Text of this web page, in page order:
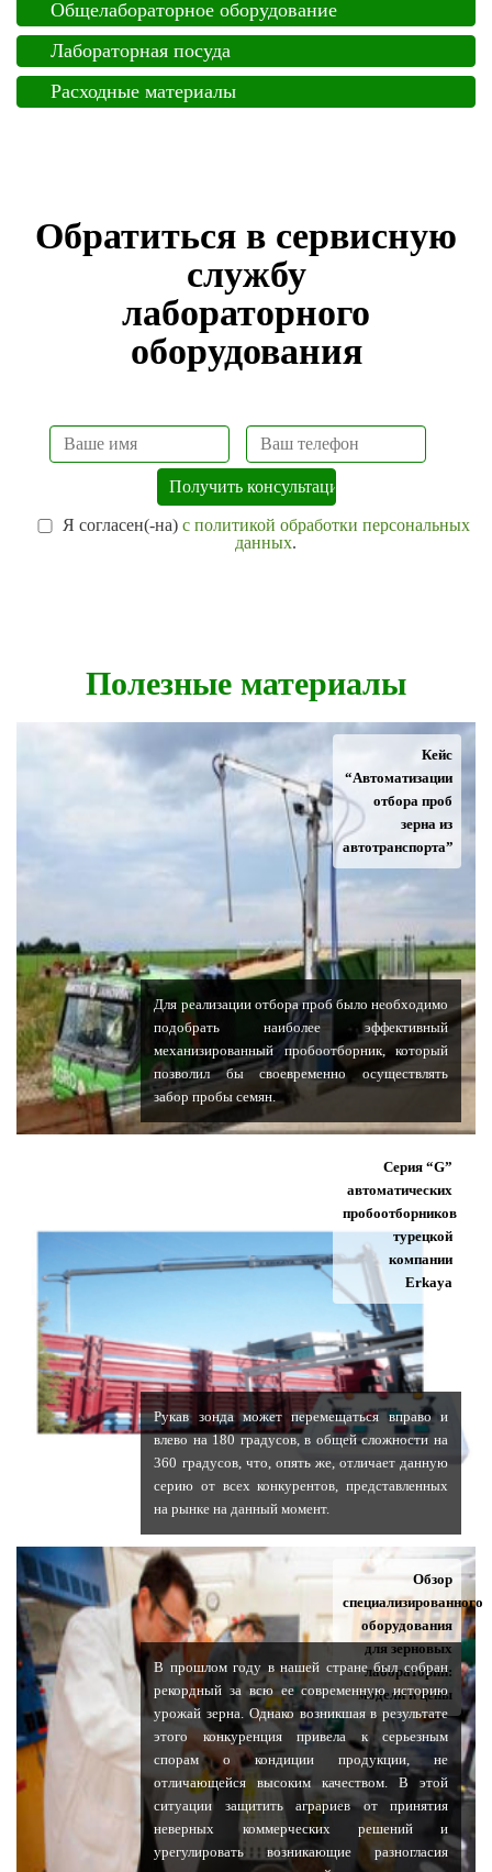
Общелабораторное оборудование
Лабораторная посуда
Расходные материалы
Обратиться в сервисную
службу
лабораторного
оборудования
Я согласен(-на) с политикой обработки персональных
данных.
Полезные материалы
Кейс
“Автоматизации
отбора проб
зерна из
автотранспорта”
Для реализации отбора проб было необходимо
подобрать наиболее эффективный
механизированный пробоотборник, который
позволил бы своевременно осуществлять
забор пробы семян.
Серия “G”
автоматических
пробоотборников
турецкой
компании
Erkaya
Рукав зонда может перемещаться вправо и
влево на 180 градусов, в общей сложности на
360 градусов, что, опять же, отличает данную
серию от всех конкурентов, представленных
на рынке на данный момент.
Обзор
специализированного
оборудования
для зерновых
лабораторий:
модели и цены
В прошлом году в нашей стране был собран
рекордный за всю ее современную историю
урожай зерна. Однако возникшая в результате
этого конкуренция привела к серьезным
спорам о кондиции продукции, не
отличающейся высоким качеством. В этой
ситуации защитить аграриев от принятия
неверных коммерческих решений и
урегулировать возникающие разногласия